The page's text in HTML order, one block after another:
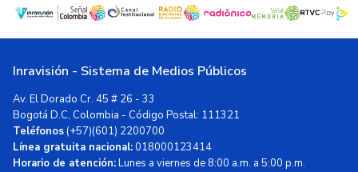
Inravisión - Sistema de Medios Públicos
Av. El Dorado Cr. 45 # 26 - 33
Bogotá D.C, Colombia - Código Postal: 111321
Teléfonos(+57)(601) 2200700
Línea gratuita nacional:018000123414
Horario de atención:Lunes a viernes de 8:00 a.m. a 5:00 p.m.